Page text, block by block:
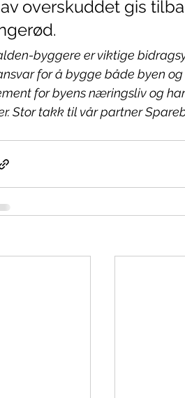
overskuddet gis
byggere er viktige
for å bygge både byen
for byens næringsliv og
Stor takk til vår partner